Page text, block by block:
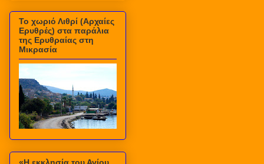
Το χωριό Λιθρί (Αρχαίες
Ερυθρές) στα παράλια
της Ερυθραίας στη
Μικρασία
«Η εκκλησία του Αγίου